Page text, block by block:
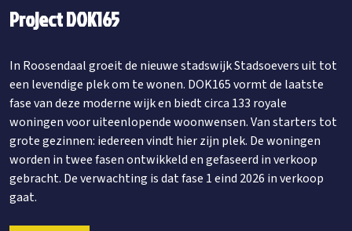
Project DOK165
In Roosendaal groeit de nieuwe stadswijk Stadsoevers uit tot
een levendige plek om te wonen. DOK165 vormt de laatste
fase van deze moderne wijk en biedt circa 133 royale
woningen voor uiteenlopende woonwensen. Van starters tot
grote gezinnen: iedereen vindt hier zijn plek. De woningen
worden in twee fasen ontwikkeld en gefaseerd in verkoop
gebracht. De verwachting is dat fase 1 eind 2026 in verkoop
gaat.